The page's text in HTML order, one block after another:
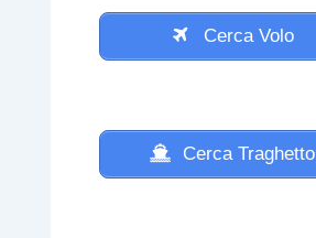
Cerca Volo
Cerca Traghetto